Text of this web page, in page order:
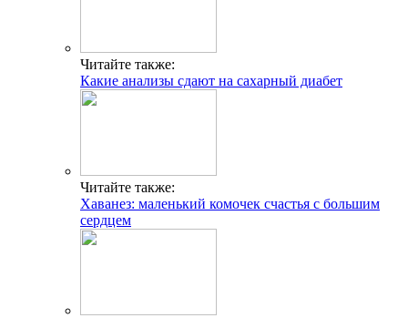
Читайте также:
Какие анализы сдают на сахарный диабет
Читайте также:
Хаванез: маленький комочек счастья с большим
сердцем